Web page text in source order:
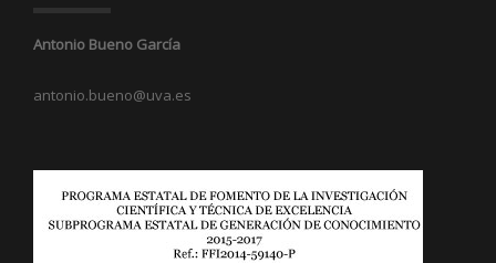
Antonio Bueno García
antonio.bueno@uva.es